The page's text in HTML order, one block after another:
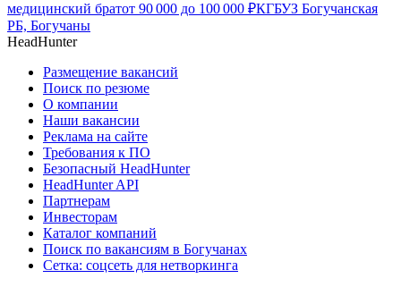
медицинский братот 90 000 до 100 000 ₽КГБУЗ Богучанская
РБ, Богучаны
HeadHunter
Размещение вакансий
Поиск по резюме
О компании
Наши вакансии
Реклама на сайте
Требования к ПО
Безопасный HeadHunter
HeadHunter API
Партнерам
Инвесторам
Каталог компаний
Поиск по вакансиям в Богучанах
Сетка: соцсеть для нетворкинга